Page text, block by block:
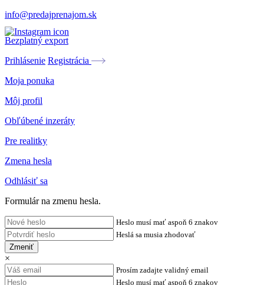
info@predajprenajom.sk
Bezplatný export
Prihlásenie Registrácia
Moja ponuka
Môj profil
Obľúbené inzeráty
Pre realitky
Zmena hesla
Odhlásiť sa
Formulár na zmenu hesla.
Heslo musí mať aspoň 6 znakov
Heslá sa musia zhodovať
Zmeniť
×
Prosím zadajte validný email
Heslo musí mať aspoň 6 znakov